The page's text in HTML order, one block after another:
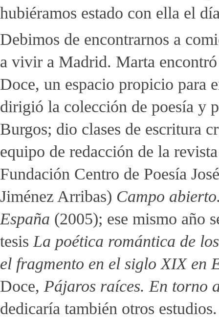
hubiéramos estado con ella el
Debimos de encontrarnos a
a vivir a Madrid. Marta
Doce, un espacio propicio para
dirigió la colección de poesía y
Burgos; dio clases de escritura
equipo de redacción de la
Fundación Centro de Poesía
Jiménez Arribas) Campo
España (2005); ese mismo año
tesis La poética romántica de
el fragmento en el siglo XIX en
Doce, Pájaros raíces. En torno
dedicaría también otros estudios.